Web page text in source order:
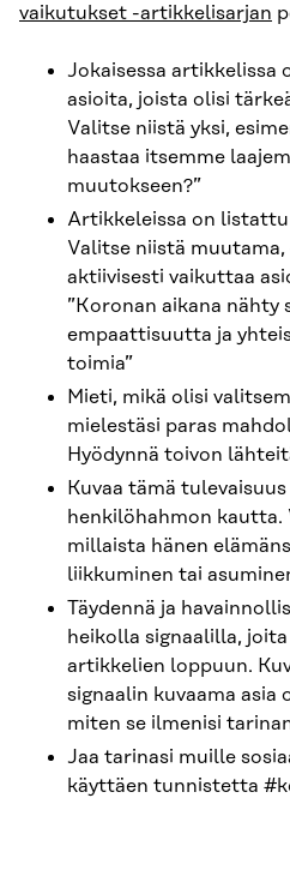
vaikutukset -artikkelisarjan
Jokaisessa artikkelissa
asioita, joista olisi
Valitse niistä yksi,
haastaa itsemme
muutokseen?”
Artikkeleissa on
Valitse niistä muutama,
aktiivisesti vaikuttaa
”Koronan aikana nähty
empaattisuutta ja
toimia”
Mieti, mikä olisi
mielestäsi paras
Hyödynnä toivon
Kuvaa tämä
henkilöhahmon
millaista hänen
liikkuminen tai
Täydennä ja
heikolla signaalilla,
artikkelien loppuun.
signaalin kuvaama asia
miten se ilmenisi
Jaa tarinasi muille
käyttäen tunnistetta